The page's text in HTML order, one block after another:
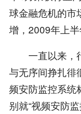
球金融危机的市
增，2009年上半
一直以来，
与无序间挣扎徘
频安防监控系统
别就“视频安防